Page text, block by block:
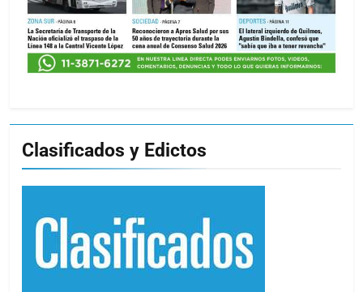
Clasificados y Edictos